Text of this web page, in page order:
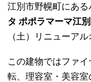
江別市野幌町にあ
タ ポポラマーマ江
（土）リニューア
この建物ではファ
転、理容室・美容